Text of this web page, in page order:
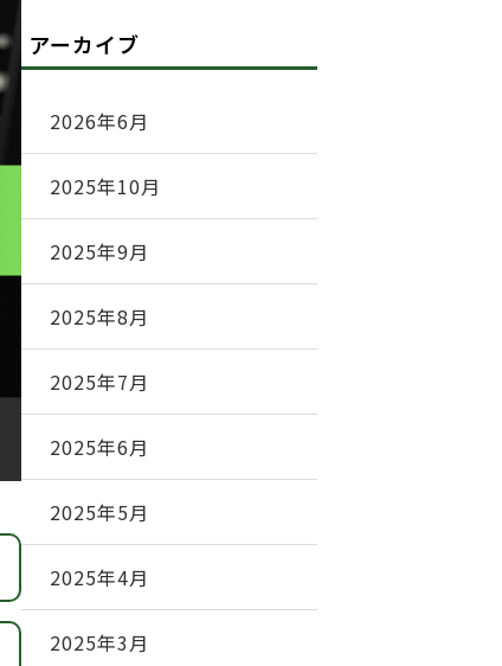
アーカイブ
2026年6月
2025年10月
2025年9月
2025年8月
2025年7月
2025年6月
2025年5月
2025年4月
2025年3月